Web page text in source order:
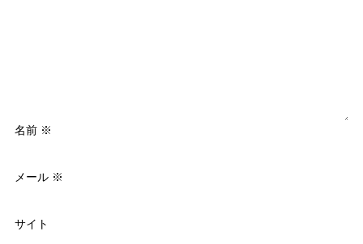
名前 ※
メール ※
サイト